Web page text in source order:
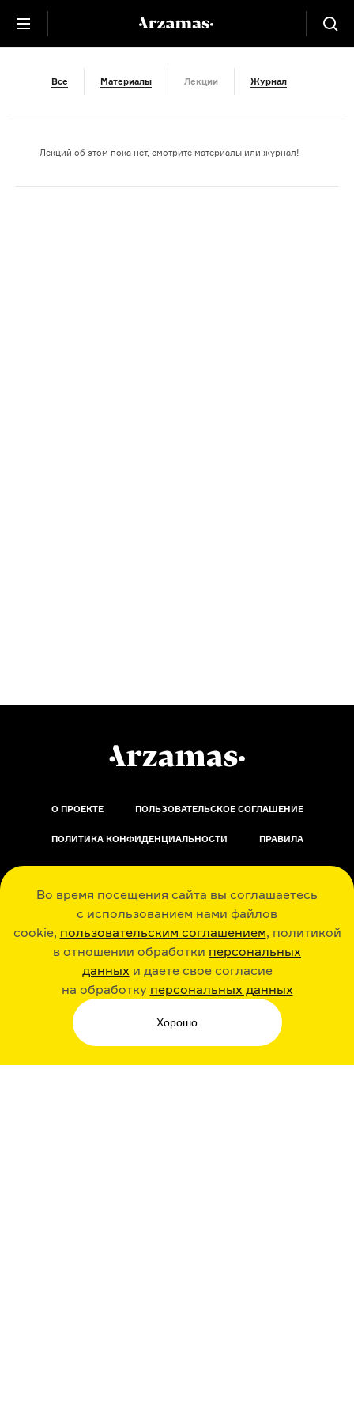
Во время посещения сайта вы соглашаетесь
с использованием нами файлов
cookie, пользовательским соглашением, политикой
в отношении обработки персональных
данных и даете свое согласие
на обработку персональных данных
Хорошо
Дневники
Все Материалы Лекции Журнал
Лекций об этом пока нет, смотрите материалы или журнал!
О ПРОЕКТЕ ПОЛЬЗОВАТЕЛЬСКОЕ СОГЛАШЕНИЕ
ПОЛИТИКА КОНФИДЕНЦИАЛЬНОСТИ ПРАВИЛА
ОБРАТНАЯ СВЯЗЬ
РАДИО ARZAMAS ГУСЬГУСЬ
СТИКЕРЫ ARZAMAS